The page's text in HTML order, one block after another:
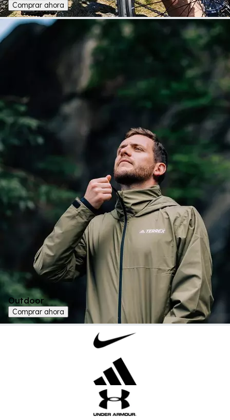
Comprar ahora
Outdoor
Comprar ahora